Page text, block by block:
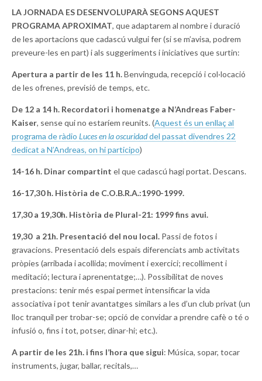
LA JORNADA ES DESENVOLUPARÀ SEGONS AQUEST
PROGRAMA APROXIMAT, que adaptarem al nombre i duració
de les aportacions que cadascú vulgui fer (si se m’avisa, podrem
preveure-les en part) i als suggeriments i iniciatives que surtin:
Apertura a partir de les 11 h.Benvinguda, recepció i col·locació
de les ofrenes, previsió de temps, etc.
De 12 a 14 h. Recordatori i homenatge a N’Andreas Faber-
Kaiser, sense qui no estaríem reunits. (Aquest és un enllaç al
programa de ràdio Luces en la oscuridaddel passat divendres 22
dedicat a N’Andreas, on hi participo)
14-16 h. Dinar compartint el que cadascú hagi portat. Descans.
16-17,30 h. Història de C.O.B.R.A.:1990-1999.
17,30 a 19,30h. Història de Plural-21: 1999 fins avui.
19,30 a 21h. Presentació del nou local. Passi de fotos i
gravacions. Presentació dels espais diferenciats amb activitats
pròpies (arribada i acollida; moviment i exercici; recolliment i
meditació; lectura i aprenentatge;…). Possibilitat de noves
prestacions: tenir més espai permet intensificar la vida
associativa i pot tenir avantatges similars a les d’un club privat (un
lloc tranquil per trobar-se; opció de convidar a prendre cafè o té o
infusió o, fins i tot, potser, dinar-hi; etc.).
A partir de les 21h. i fins l’hora que sigui: Música, sopar, tocar
instruments, jugar, ballar, recitals,…